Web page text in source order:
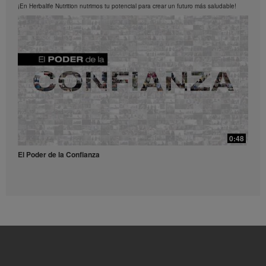
los Videos en cualquier momento.
39:14
¿Qué son y para qué sirven los antioxidantes?
¿Qué son y para qué sirven los antioxidantes?
Receta Té Lift - Video para redes sociales
Prueba esta refrescante receta con Liftoff.
¡En Herbalife Nutrition nutrimos tu potencial para crear un futuro más saludable!
0:48
El Poder de la Confianza